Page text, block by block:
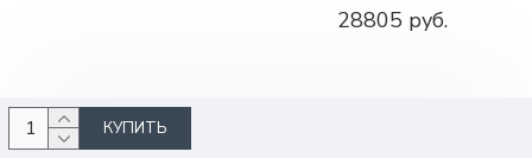
КУПИТЬ
28805 руб.